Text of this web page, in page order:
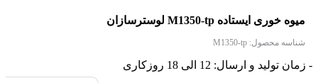
میوه خوری ایستاده M1350-tp لوسترسازان
شناسه محصول: M1350-tp
- زمان تولید و ارسال: 12 الی 18 روزکاری